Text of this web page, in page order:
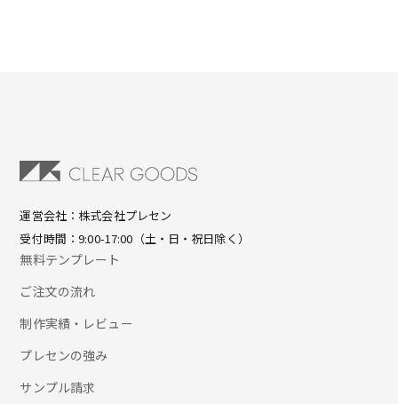
運営会社：株式会社プレセン
受付時間：9:00-17:00（土・日・祝日除く）
無料テンプレート
ご注文の流れ
制作実績・レビュー
プレセンの強み
サンプル請求